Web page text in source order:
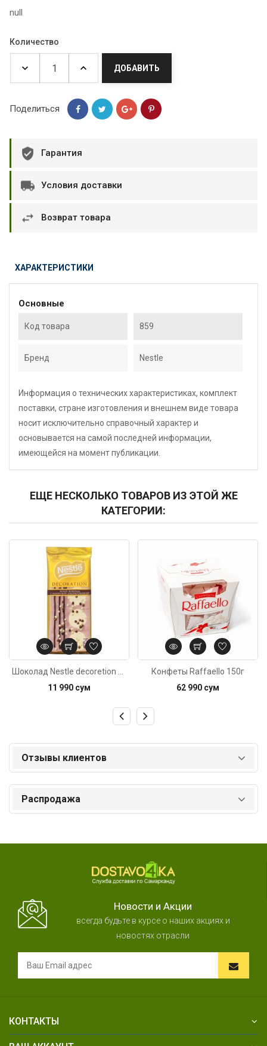
null
Количество
ДОБАВИТЬ
Поделиться
Гарантия
Условия доставки
Возврат товара
ХАРАКТЕРИСТИКИ
Основные
Код товара 859
Бренд Nestle
Информация о технических характеристиках, комплект
поставки, стране изготовления и внешнем виде товара
носит исключительно справочный характер и
основывается на самой последней информации,
имеющейся на момент публикации.
ЕЩЕ НЕСКОЛЬКО ТОВАРОВ ИЗ ЭТОЙ ЖЕ
КАТЕГОРИИ:
11 990 сум
Код: 3734
Конфеты Raffaello 150г
62 990 сум
Отзывы клиентов
Распродажа
Новости и Акции
всегда будьте в курсе о наших акциях и
новостях отрасли
КОНТАКТЫ